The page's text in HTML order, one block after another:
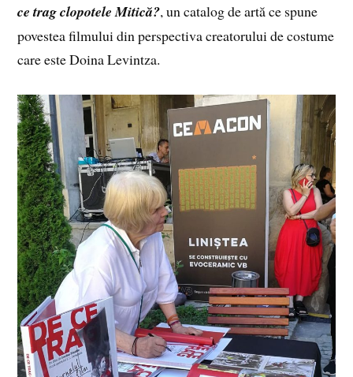
ce trag clopotele Mitică?, un catalog de artă ce spune
povestea filmului din perspectiva creatorului de costume
care este Doina Levintza.